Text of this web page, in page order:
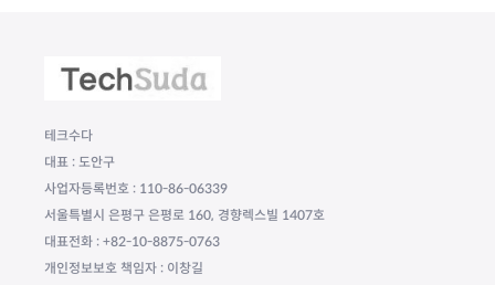
테크수다
대표 : 도안구
사업자등록번호 : 110-86-06339
서울특별시 은평구 은평로 160, 경향렉스빌 1407호
대표전화 : +82-10-8875-0763
개인정보보호 책임자 : 이창길